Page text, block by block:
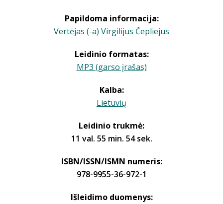
Papildoma informacija:
Vertėjas (-a) Virgilijus Čepliejus
Leidinio formatas:
MP3 (garso įrašas)
Kalba:
Lietuvių
Leidinio trukmė:
11 val. 55 min. 54 sek.
ISBN/ISSN/ISMN numeris:
978-9955-36-972-1
Išleidimo duomenys: